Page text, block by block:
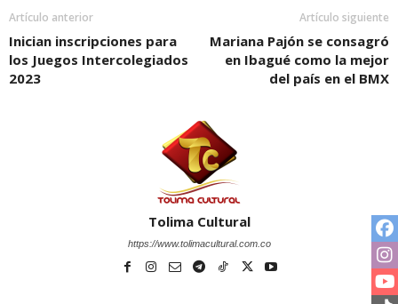
Artículo anterior
Inician inscripciones para
los Juegos Intercolegiados
2023
Artículo siguiente
Mariana Pajón se consagró
en Ibagué como la mejor
del país en el BMX
Tolima Cultural
https://www.tolimacultural.com.co